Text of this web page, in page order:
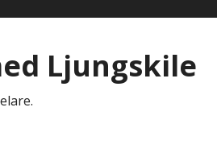
Ljungskile